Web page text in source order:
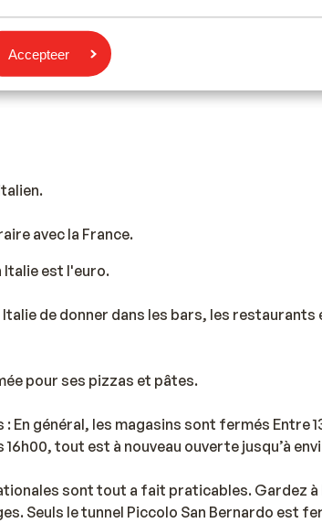
Accepteer
avec la France.
Italie est l'euro.
de donner dans les bars, les restaurants
pour ses pizzas et pâtes.
En général, les magasins sont fermés Entre
tout est à nouveau ouverte jusqu’à
sont tout a fait praticables. Gardez
Seuls le tunnel Piccolo San Bernardo est